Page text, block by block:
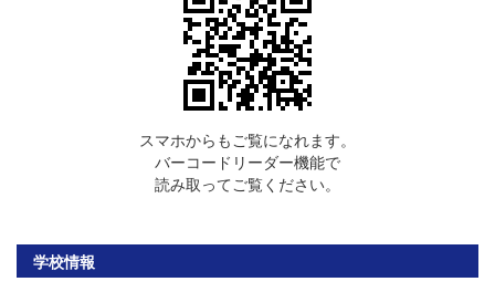
スマホからもご覧になれます。
バーコードリーダー機能で
読み取ってご覧ください。
学校情報